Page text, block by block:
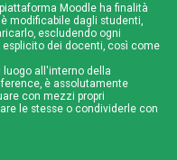
Moodle ha finalità
modificabile dagli studenti,
escludendo ogni
dei docenti, così come
all'interno della
è assolutamente
con mezzi propri
le stesse o condividerle con